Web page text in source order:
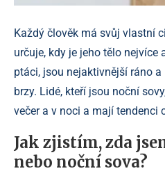
Každý člověk má svůj vlastní
určuje, kdy je jeho tělo nejvíce
ptáci, jsou nejaktivnější ráno
brzy. Lidé, kteří jsou noční
večer a v noci a mají tendenci
Jak zjistím, zda
nebo noční sova?